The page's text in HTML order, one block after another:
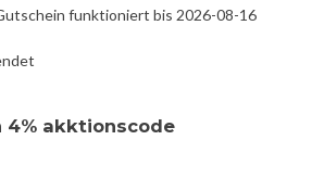
funktioniert bis 2026-08-16
4% akktionscode